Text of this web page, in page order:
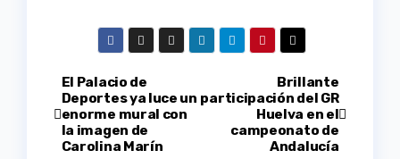
Navegación
de
Brillante
participación del GR
Huelva en el
campeonato de
Andalucía
El Palacio de
Deportes ya luce un
enorme mural con
la imagen de
Carolina Marín